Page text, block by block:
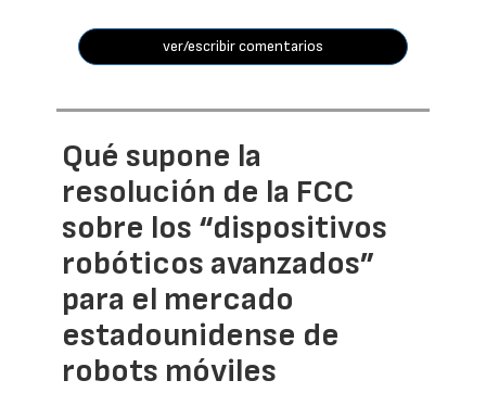
ver/escribir comentarios
Qué supone la
resolución de la FCC
sobre los “dispositivos
robóticos avanzados”
para el mercado
estadounidense de
robots móviles